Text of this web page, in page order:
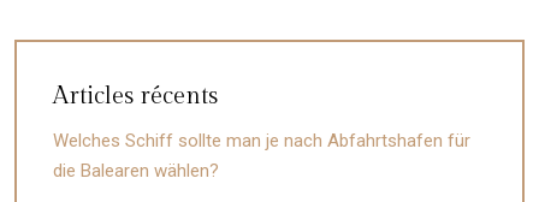
Articles récents
Welches Schiff sollte man je nach Abfahrtshafen für
die Balearen wählen?